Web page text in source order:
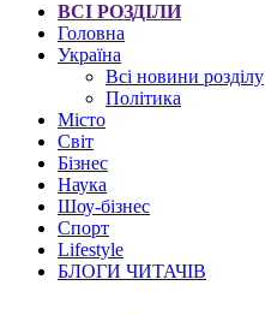
ВСІ РОЗДІЛИ
Головна
Україна
Всі новини розділу
Політика
Місто
Світ
Бізнес
Наука
Шоу-бізнес
Спорт
Lifestyle
БЛОГИ ЧИТАЧІВ